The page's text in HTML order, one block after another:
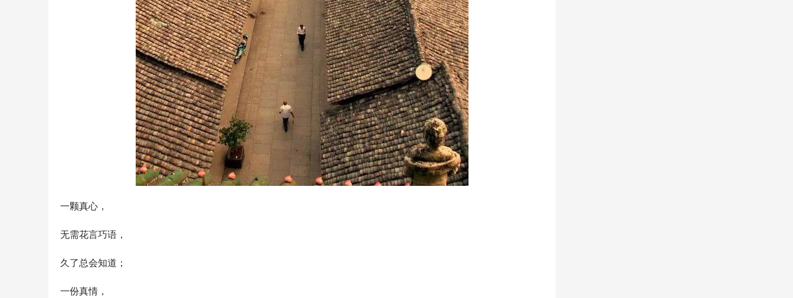
一颗真心，
无需花言巧语，
久了总会知道；
一份真情，